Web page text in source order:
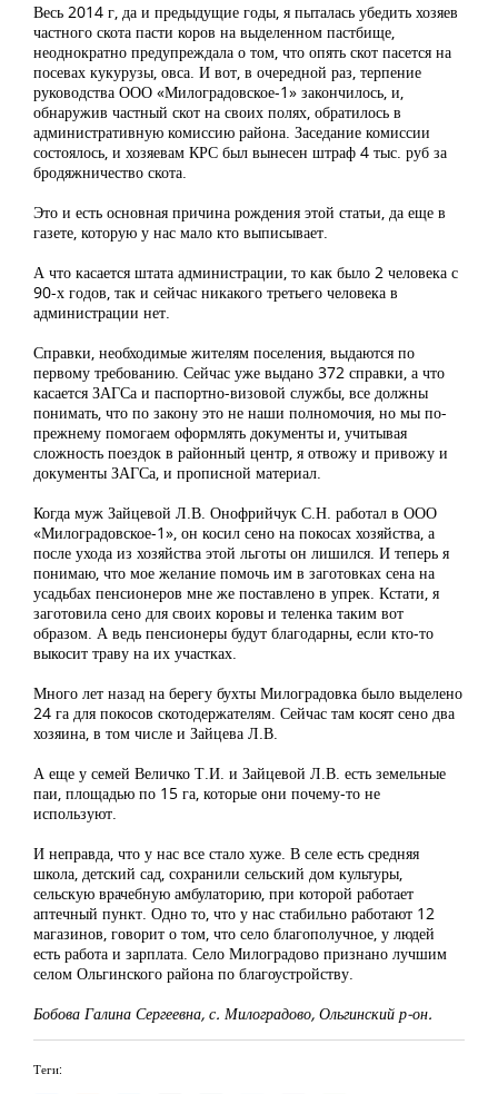
Весь 2014 г, да и предыдущие годы, я пыталась убедить хозяев
частного скота пасти коров на выделенном пастбище,
неоднократно предупреждала о том, что опять скот пасется на
посевах кукурузы, овса. И вот, в очередной раз, терпение
руководства ООО «Милоградовское-1» закончилось, и,
обнаружив частный скот на своих полях, обратилось в
административную комиссию района. Заседание комиссии
состоялось, и хозяевам КРС был вынесен штраф 4 тыс. руб за
бродяжничество скота.
Это и есть основная причина рождения этой статьи, да еще в
газете, которую у нас мало кто выписывает.
А что касается штата администрации, то как было 2 человека с
90-х годов, так и сейчас никакого третьего человека в
администрации нет.
Справки, необходимые жителям поселения, выдаются по
первому требованию. Сейчас уже выдано 372 справки, а что
касается ЗАГСа и паспортно-визовой службы, все должны
понимать, что по закону это не наши полномочия, но мы по-
прежнему помогаем оформлять документы и, учитывая
сложность поездок в районный центр, я отвожу и привожу и
документы ЗАГСа, и прописной материал.
Когда муж Зайцевой Л.В. Онофрийчук С.Н. работал в ООО
«Милоградовское-1», он косил сено на покосах хозяйства, а
после ухода из хозяйства этой льготы он лишился. И теперь я
понимаю, что мое желание помочь им в заготовках сена на
усадьбах пенсионеров мне же поставлено в упрек. Кстати, я
заготовила сено для своих коровы и теленка таким вот
образом. А ведь пенсионеры будут благодарны, если кто-то
выкосит траву на их участках.
Много лет назад на берегу бухты Милоградовка было выделено
24 га для покосов скотодержателям. Сейчас там косят сено два
хозяина, в том числе и Зайцева Л.В.
А еще у семей Величко Т.И. и Зайцевой Л.В. есть земельные
паи, площадью по 15 га, которые они почему-то не
используют.
И неправда, что у нас все стало хуже. В селе есть средняя
школа, детский сад, сохранили сельский дом культуры,
сельскую врачебную амбулаторию, при которой работает
аптечный пункт. Одно то, что у нас стабильно работают 12
магазинов, говорит о том, что село благополучное, у людей
есть работа и зарплата. Село Милоградово признано лучшим
селом Ольгинского района по благоустройству.
Бобова Галина Сергеевна, с. Милоградово, Ольгинский р-он.
Теги: